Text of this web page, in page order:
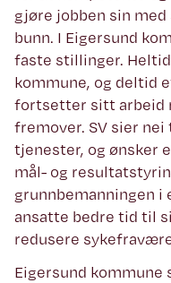
gjøre jobben sin
bunn. I Eigersund
faste stillinger.
kommune, og deltid
fortsetter sitt arbeid
fremover. SV sier
tjenester, og ønsker
mål- og
grunnbemanningen
ansatte bedre tid til
redusere
Eigersund